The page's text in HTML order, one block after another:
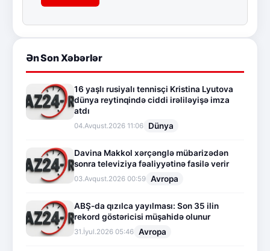
Ən Son Xəbərlər
16 yaşlı rusiyalı tennisçi Kristina Lyutova
dünya reytinqində ciddi irəliləyişə imza
atdı
04.Avqust.2026 11:06 Dünya
Davina Makkol xərçənglə mübarizədən
sonra televiziya fəaliyyətinə fasilə verir
03.Avqust.2026 00:59 Avropa
ABŞ-da qızılca yayılması: Son 35 ilin
rekord göstəricisi müşahidə olunur
31.İyul.2026 05:46 Avropa